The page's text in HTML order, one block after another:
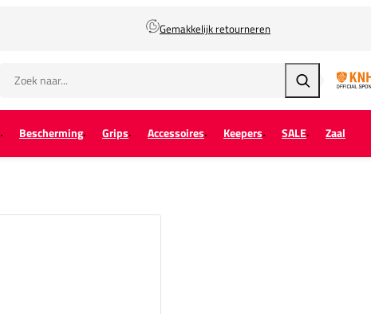
Gemakkelijk retourneren
Zoeken
Bescherming Grips Accessoires Keepers SALE Zaal